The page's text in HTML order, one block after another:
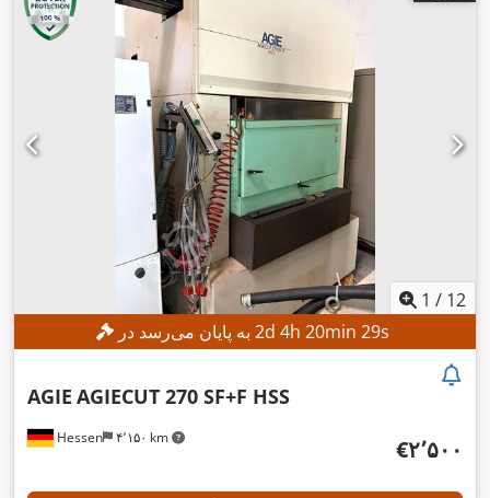
1 / 12
2d 4h 20min 27s
Hessen ۴٬۱۵۰ km
AGIE AGIECUT 270 SF+F HSS
‎€۲٬۵۰۰